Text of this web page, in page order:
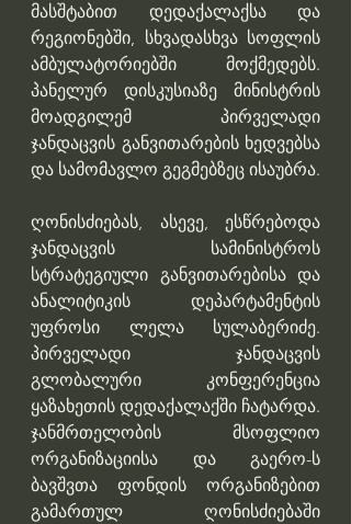
მასშტაბით დედაქალაქსა და
რეგიონებში, სხვადასხვა სოფლის
ამბულატორიებში მოქმედებს.
პანელურ დისკუსიაზე მინისტრის
მოადგილემ პირველადი
ჯანდაცვის განვითარების ხედვებსა
ღონისძიებას, ასევე, ესწრებოდა
ჯანდაცვის სამინისტროს
სტრატეგიული განვითარებისა და
ანალიტიკის დეპარტამენტის
უფროსი ლელა სულაბერიძე.
პირველადი ჯანდაცვის
გლობალური კონფერენცია
ყაზახეთის დედაქალაქში ჩატარდა.
ჯანმრთელობის მსოფლიო
ორგანიზაციისა და გაერო-ს
ბავშვთა ფონდის ორგანიზებით
გამართულ ღონისძიებაში